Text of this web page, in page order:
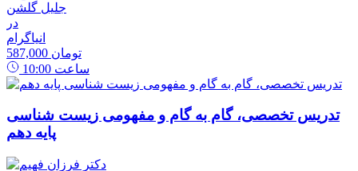
جلیل گلشن
در
انیاگرام
587,000 تومان
10:00 ساعت
تدریس تخصصی، گام به گام و مفهومی زیست شناسی
پایه دهم